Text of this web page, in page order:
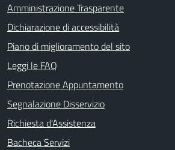
Amministrazione Trasparente
Dichiarazione di accessibilità
Piano di miglioramento del sito
Leggi le FAQ
Prenotazione Appuntamento
Segnalazione Disservizio
Richiesta d'Assistenza
Bacheca Servizi